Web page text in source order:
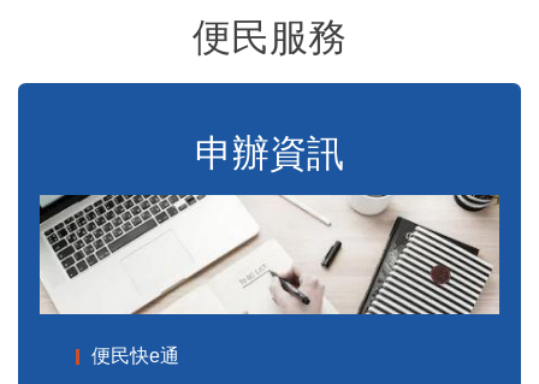
便民服務
申辦資訊
便民快e通